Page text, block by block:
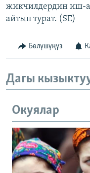
жикчилдердин иш-
айтып турат. (SE)
Бөлүшүңүз
Дагы
Окуялар